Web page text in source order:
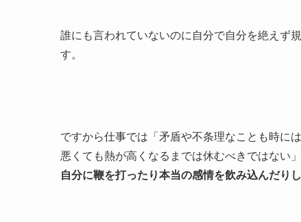
誰にも言われていないのに自分で自分を絶えず
す。
ですから仕事では「矛盾や不条理なことも時に
悪くても熱が高くなるまでは休むべきではない
自分に鞭を打ったり本当の感情を飲み込んだり